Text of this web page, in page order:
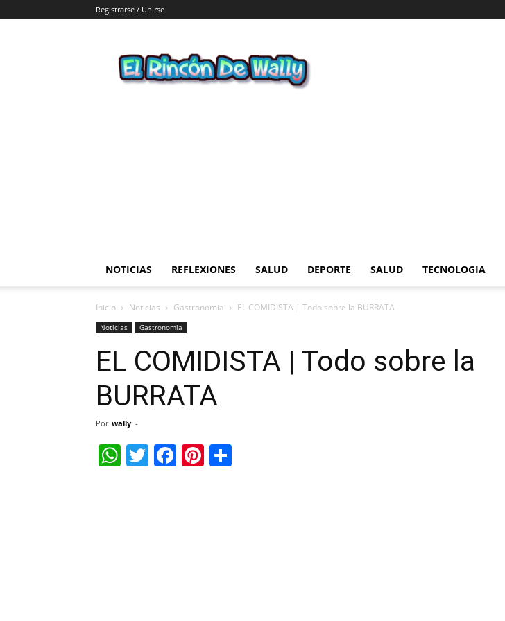
Registrarse / Unirse
Rincon
de
NOTICIAS REFLEXIONES SALUD DEPORTE SALUD TECNOLOGIA
Inicio Noticias Gastronomia EL COMIDISTA | Todo sobre la BURRATA
Noticias Gastronomia
EL COMIDISTA | Todo sobre la
BURRATA
Por wally -
WhatsApp
Twitter
Facebook
Pinterest